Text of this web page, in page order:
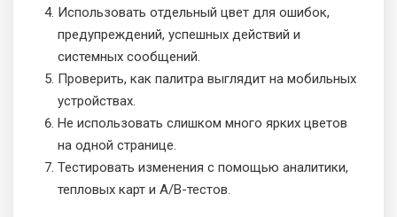
Использовать отдельный цвет для ошибок,
предупреждений, успешных действий и
системных сообщений.
Проверить, как палитра выглядит на мобильных
устройствах.
Не использовать слишком много ярких цветов
на одной странице.
Тестировать изменения с помощью аналитики,
тепловых карт и A/B-тестов.